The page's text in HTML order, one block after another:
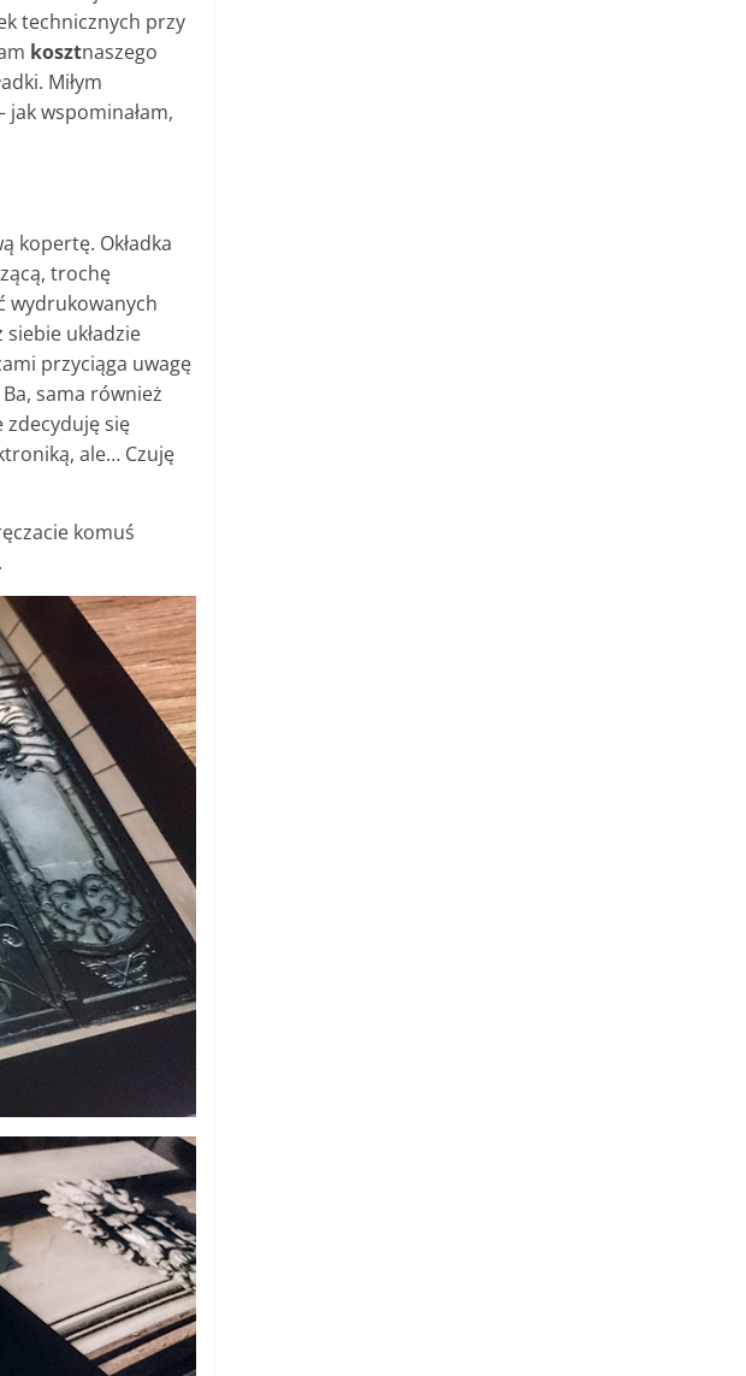
technicznych przy
kosztnaszego
Miłym
wspominałam,
kopertę. Okładka
trochę
wydrukowanych
układzie
przyciąga uwagę
sama również
zdecyduję się
ale… Czuję
komuś